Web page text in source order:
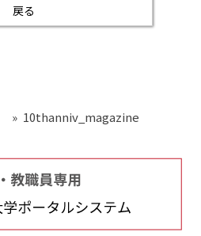
戻る
» 10thanniv_magazine